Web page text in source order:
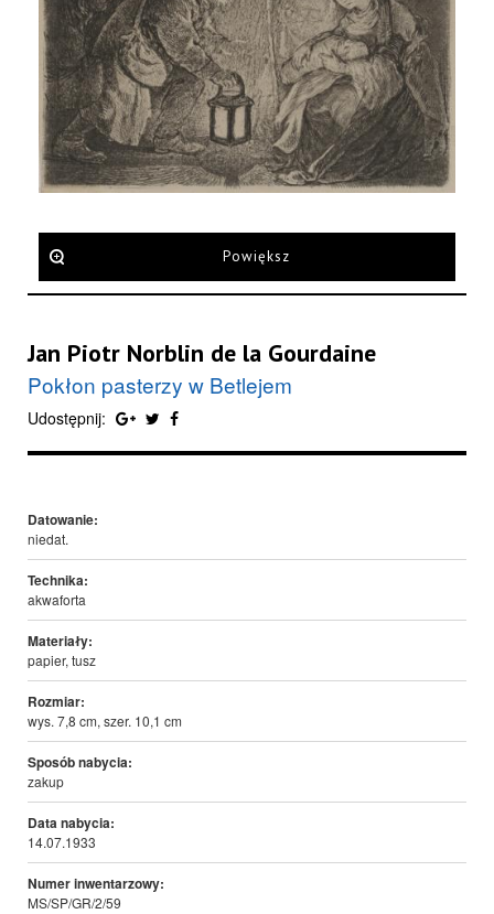
Powiększ
Jan Piotr Norblin de la Gourdaine
Pokłon pasterzy w Betlejem
Udostępnij:
Datowanie:
niedat.
Technika:
akwaforta
Materiały:
papier, tusz
Rozmiar:
wys. 7,8 cm, szer. 10,1 cm
Sposób nabycia:
zakup
Data nabycia:
14.07.1933
Numer inwentarzowy:
MS/SP/GR/2/59